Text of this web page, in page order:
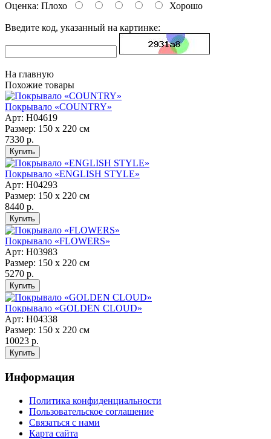
Оценка: Плохо Хорошо
Введите код, указанный на картинке:
На главную
Похожие товары
Покрывало «COUNTRY»
Арт: Н04619
Размер: 150 х 220 см
7330 р.
Покрывало «ENGLISH STYLE»
Арт: Н04293
Размер: 150 х 220 см
8440 р.
Покрывало «FLOWERS»
Арт: Н03983
Размер: 150 х 220 см
5270 р.
Покрывало «GOLDEN CLOUD»
Арт: Н04338
Размер: 150 х 220 см
10023 р.
Информация
Политика конфиденциальности
Пользовательское соглашение
Связаться с нами
Карта сайта